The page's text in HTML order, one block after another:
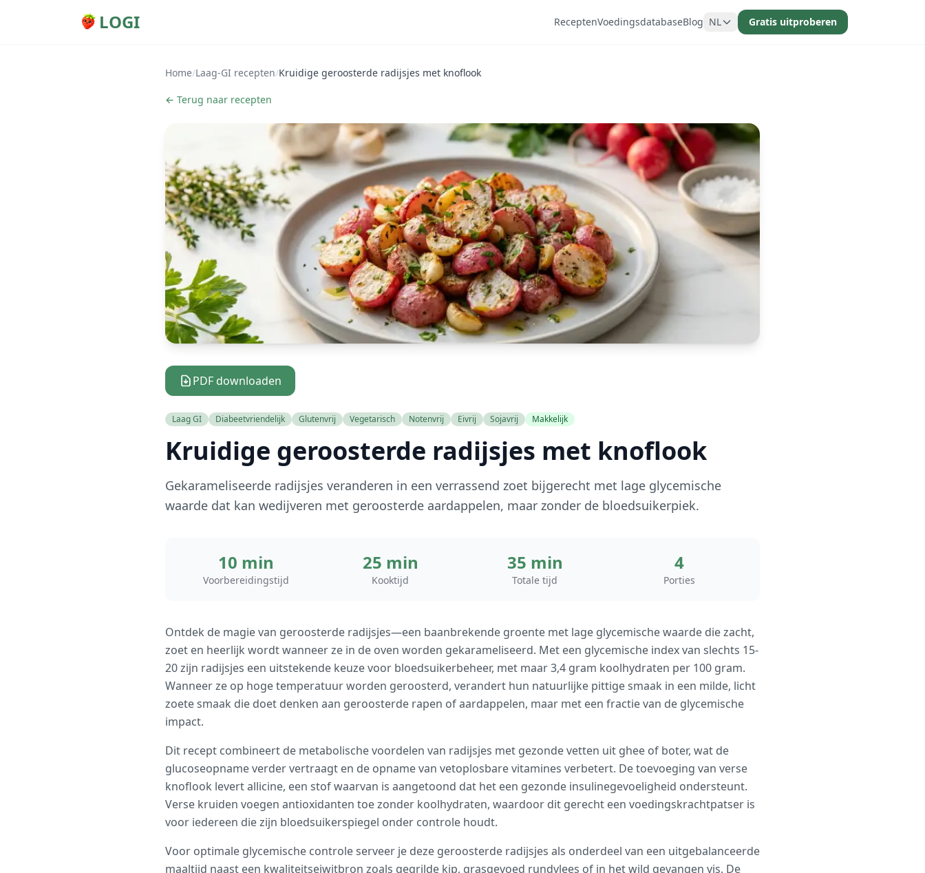
LOGI ReceptenVoedingsdatabaseBlog NL Gratis uitproberen
Home/Laag-GI recepten/Kruidige geroosterde radijsjes met knoflook
← Terug naar recepten
PDF downloaden
Laag GI Diabeetvriendelijk Glutenvrij Vegetarisch Notenvrij Eivrij Sojavrij Makkelijk
Kruidige geroosterde radijsjes met knoflook
Gekarameliseerde radijsjes veranderen in een verrassend zoet bijgerecht met lage glycemische
waarde dat kan wedijveren met geroosterde aardappelen, maar zonder de bloedsuikerpiek.
10 min
Voorbereidingstijd
25 min
Kooktijd
35 min
Totale tijd
4
Porties
Ontdek de magie van geroosterde radijsjes—een baanbrekende groente met lage glycemische waarde die zacht,
zoet en heerlijk wordt wanneer ze in de oven worden gekarameliseerd. Met een glycemische index van slechts 15-
20 zijn radijsjes een uitstekende keuze voor bloedsuikerbeheer, met maar 3,4 gram koolhydraten per 100 gram.
Wanneer ze op hoge temperatuur worden geroosterd, verandert hun natuurlijke pittige smaak in een milde, licht
zoete smaak die doet denken aan geroosterde rapen of aardappelen, maar met een fractie van de glycemische
impact.
Dit recept combineert de metabolische voordelen van radijsjes met gezonde vetten uit ghee of boter, wat de
glucoseopname verder vertraagt en de opname van vetoplosbare vitamines verbetert. De toevoeging van verse
knoflook levert allicine, een stof waarvan is aangetoond dat het een gezonde insulinegevoeligheid ondersteunt.
Verse kruiden voegen antioxidanten toe zonder koolhydraten, waardoor dit gerecht een voedingskrachtpatser is
voor iedereen die zijn bloedsuikerspiegel onder controle houdt.
Voor optimale glycemische controle serveer je deze geroosterde radijsjes als onderdeel van een uitgebalanceerde
maaltijd naast een kwaliteitseiwitbron zoals gegrilde kip, grasgevoed rundvlees of in het wild gevangen vis. De